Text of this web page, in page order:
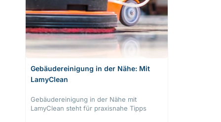
Gebäudereinigung in der Nähe: Mit
LamyClean
Gebäudereinigung in der Nähe mit
LamyClean steht für praxisnahe Tipps